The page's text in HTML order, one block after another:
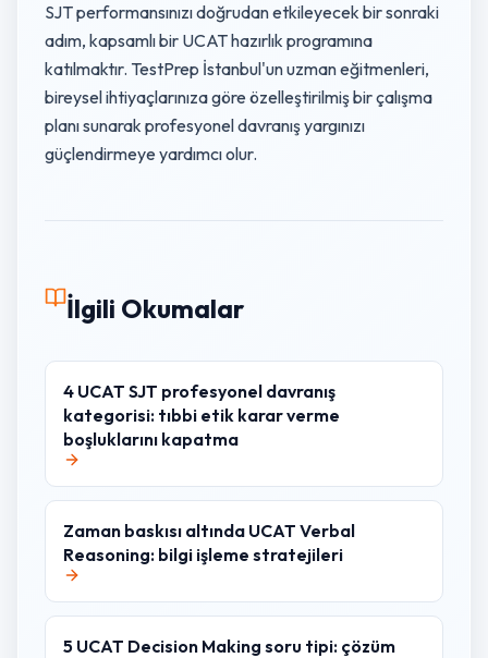
SJT performansınızı doğrudan etkileyecek bir sonraki
adım, kapsamlı bir UCAT hazırlık programına
katılmaktır. TestPrep İstanbul'un uzman eğitmenleri,
bireysel ihtiyaçlarınıza göre özelleştirilmiş bir çalışma
planı sunarak profesyonel davranış yargınızı
güçlendirmeye yardımcı olur.
İlgili Okumalar
4 UCAT SJT profesyonel davranış
kategorisi: tıbbi etik karar verme
boşluklarını kapatma
Zaman baskısı altında UCAT Verbal
Reasoning: bilgi işleme stratejileri
5 UCAT Decision Making soru tipi: çözüm